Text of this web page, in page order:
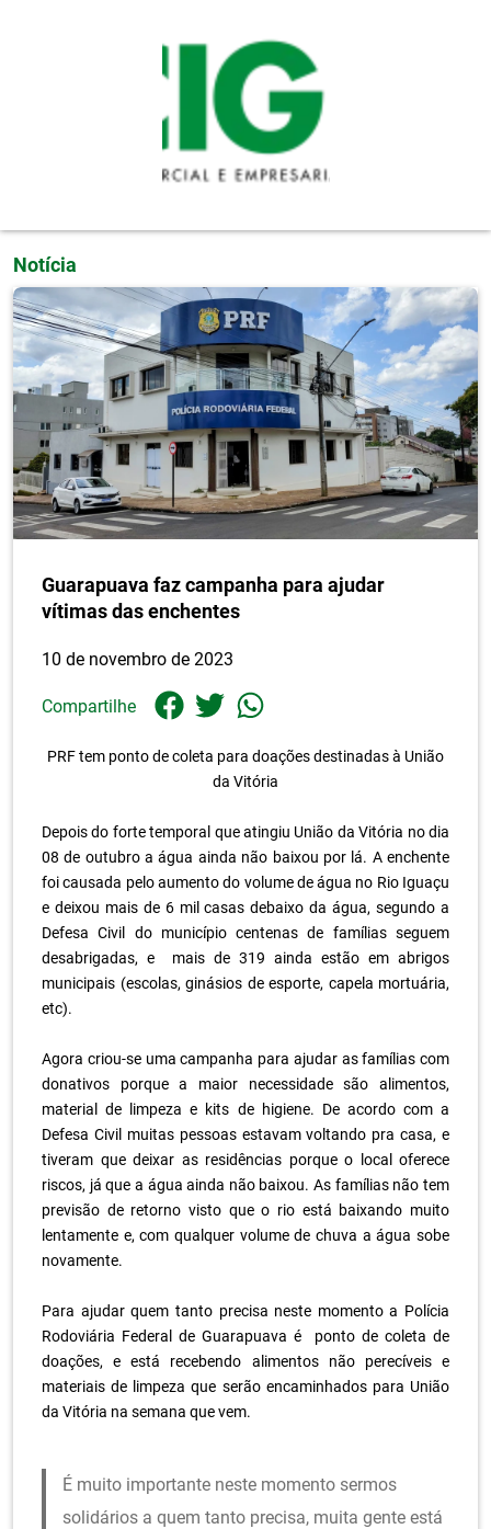
Notícia
Guarapuava faz campanha para ajudar
vítimas das enchentes
10 de novembro de 2023
Compartilhe
PRF tem ponto de coleta para doações destinadas à União
da Vitória
Depois do forte temporal que atingiu União da Vitória no dia
08 de outubro a água ainda não baixou por lá. A enchente
foi causada pelo aumento do volume de água no Rio Iguaçu
e deixou mais de 6 mil casas debaixo da água, segundo a
Defesa Civil do município centenas de famílias seguem
desabrigadas, e mais de 319 ainda estão em abrigos
municipais (escolas, ginásios de esporte, capela mortuária,
etc).
Agora criou-se uma campanha para ajudar as famílias com
donativos porque a maior necessidade são alimentos,
material de limpeza e kits de higiene. De acordo com a
Defesa Civil muitas pessoas estavam voltando pra casa, e
tiveram que deixar as residências porque o local oferece
riscos, já que a água ainda não baixou. As famílias não tem
previsão de retorno visto que o rio está baixando muito
lentamente e, com qualquer volume de chuva a água sobe
novamente.
Para ajudar quem tanto precisa neste momento a Polícia
Rodoviária Federal de Guarapuava é ponto de coleta de
doações, e está recebendo alimentos não perecíveis e
materiais de limpeza que serão encaminhados para União
da Vitória na semana que vem.
É muito importante neste momento sermos
solidários a quem tanto precisa, muita gente está